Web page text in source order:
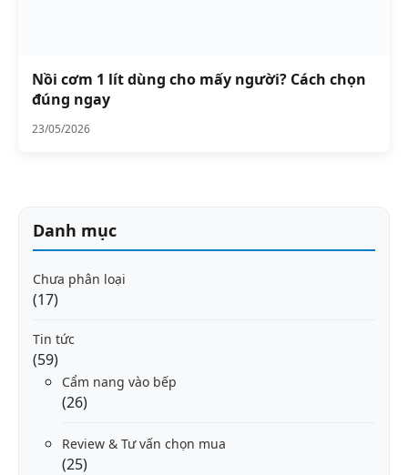
Nồi cơm 1 lít dùng cho mấy người? Cách chọn
đúng ngay
23/05/2026
Danh mục
Chưa phân loại
(17)
Tin tức
(59)
Cẩm nang vào bếp
(26)
Review & Tư vấn chọn mua
(25)